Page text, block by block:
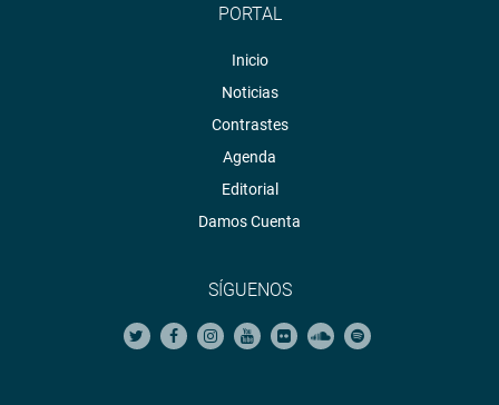
PORTAL
Inicio
Noticias
Contrastes
Agenda
Editorial
Damos Cuenta
SÍGUENOS